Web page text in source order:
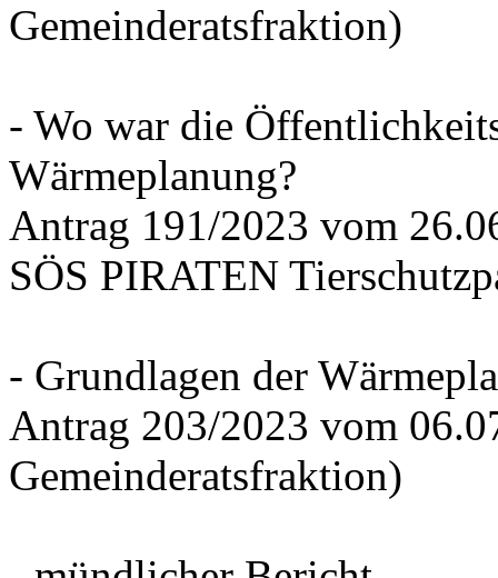
Gemeinderatsfraktion)
- Wo war die
Wärmeplanung?
Antrag 191/2023 vom
SÖS PIRATEN
- Grundlagen der
Antrag 203/2023 vom
Gemeinderatsfraktion)